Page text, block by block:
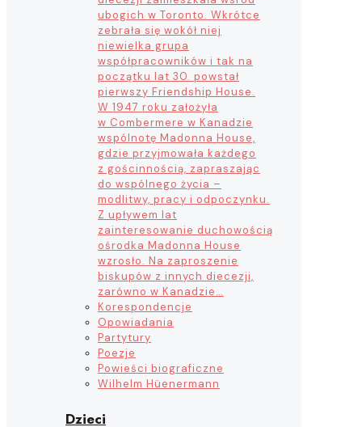
ubogich w Toronto. Wkrótce
zebrała się wokół niej
niewielka grupa
współpracowników i tak na
początku lat 30. powstał
pierwszy Friendship House.
W 1947 roku założyła
w Combermere w Kanadzie
wspólnotę Madonna House,
gdzie przyjmowała każdego
z gościnnością, zapraszając
do wspólnego życia –
modlitwy, pracy i odpoczynku.
Z upływem lat
zainteresowanie duchowością
ośrodka Madonna House
wzrosło. Na zaproszenie
biskupów z innych diecezji,
zarówno w Kanadzie…
Korespondencje
Opowiadania
Partytury
Poezje
Powieści biograficzne
Wilhelm Hüenermann
Dzieci